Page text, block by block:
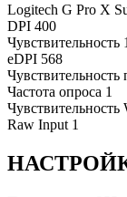
Logitech G Pro X
DPI 400
Чувствительность
eDPI 568
Чувствительность
Частота опроса 1
Чувствительность
Raw Input 1